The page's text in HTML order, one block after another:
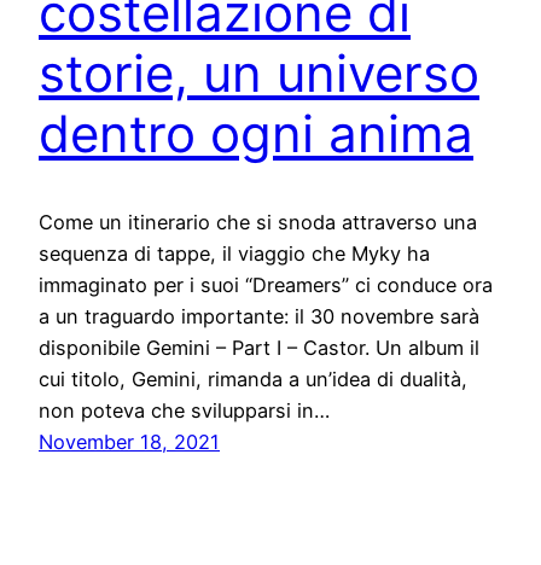
costellazione di
storie, un universo
dentro ogni anima
Come un itinerario che si snoda attraverso una
sequenza di tappe, il viaggio che Myky ha
immaginato per i suoi “Dreamers” ci conduce ora
a un traguardo importante: il 30 novembre sarà
disponibile Gemini – Part I – Castor. Un album il
cui titolo, Gemini, rimanda a un’idea di dualità,
non poteva che svilupparsi in…
November 18, 2021